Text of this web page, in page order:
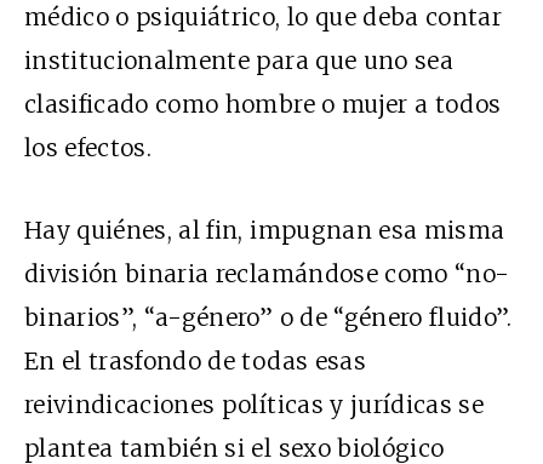
médico o psiquiátrico, lo que deba contar
institucionalmente para que uno sea
clasificado como hombre o mujer a todos
los efectos.
Hay quiénes, al fin, impugnan esa misma
división binaria reclamándose como “no-
binarios”, “a-género” o de “género fluido”.
En el trasfondo de todas esas
reivindicaciones políticas y jurídicas se
plantea también si el sexo biológico